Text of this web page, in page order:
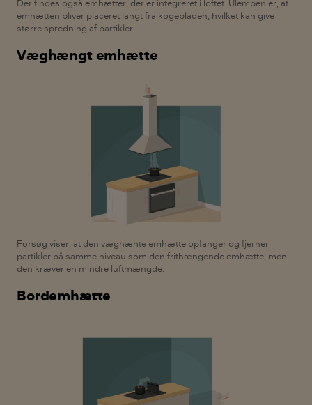
Der findes også emhætter, der er integreret i loftet. Ulempen er, at
emhætten bliver placeret langt fra kogepladen, hvilket kan give
større spredning af partikler.
Væghængt emhætte
Forsøg viser, at den væghænte emhætte opfanger og fjerner
partikler på samme niveau som den frithængende emhætte, men
den kræver en mindre luftmængde.
Bordemhætte